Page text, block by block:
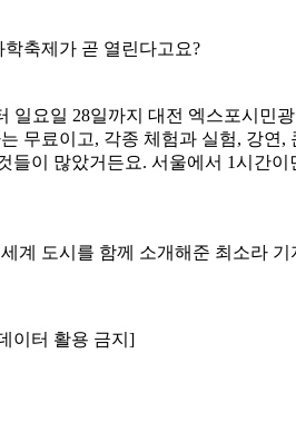
축제가 곧 열린다고요?
일요일 28일까지 대전 엑스포시
무료이고, 각종 체험과 실험, 강
들이 많았거든요. 서울에서 1시간
계 도시를 함께 소개해준 최소라
이터 활용 금지]